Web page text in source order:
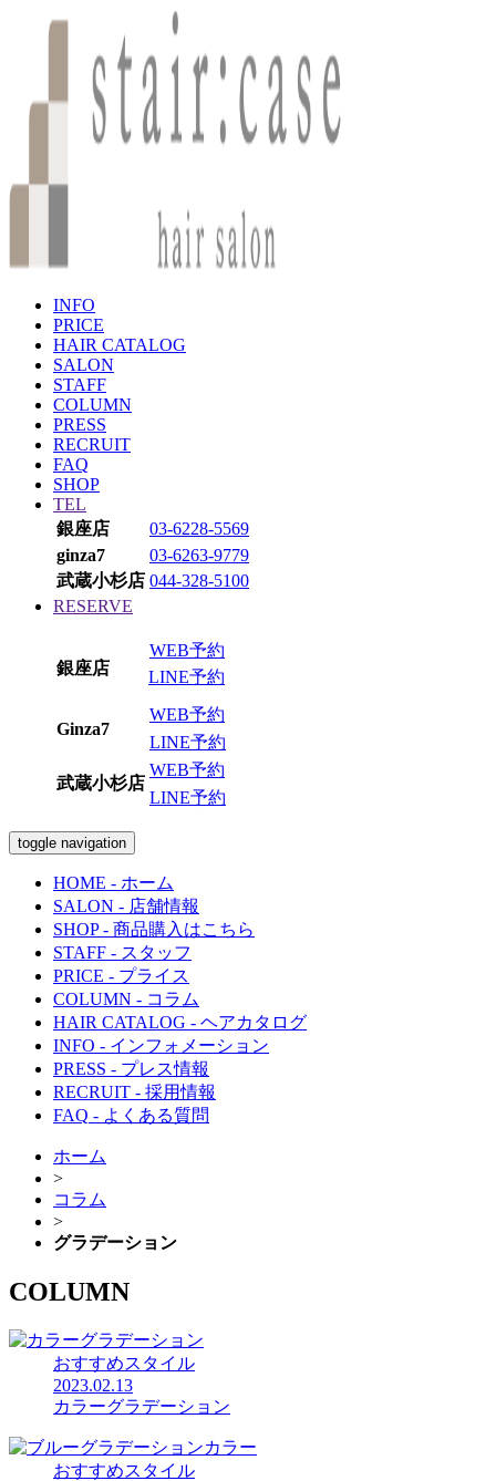
INFO
PRICE
HAIR CATALOG
SALON
STAFF
COLUMN
PRESS
RECRUIT
FAQ
SHOP
TEL
銀座店
03-6228-5569
ginza7
03-6263-9779
武蔵小杉店 044-328-5100
RESERVE
銀座店
WEB予約
LINE予約
Ginza7
WEB予約
LINE予約
武蔵小杉店
WEB予約
LINE予約
toggle navigation
HOME - ホーム
SALON - 店舗情報
SHOP- 商品購入はこちら
STAFF - スタッフ
PRICE - プライス
COLUMN - コラム
HAIR CATALOG - ヘアカタログ
INFO - インフォメーション
PRESS - プレス情報
RECRUIT - 採用情報
FAQ - よくある質問
ホーム
>
コラム
>
グラデーション
COLUMN
おすすめスタイル
2023.02.13
カラーグラデーション
おすすめスタイル